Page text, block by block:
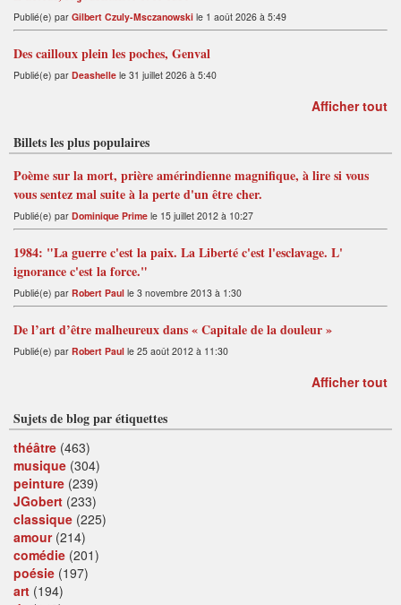
Publié(e) par Gilbert Czuly-Msczanowski le 1 août 2026 à 5:49
Des cailloux plein les poches, Genval
Publié(e) par Deashelle le 31 juillet 2026 à 5:40
Afficher tout
Billets les plus populaires
Poème sur la mort, prière amérindienne magnifique, à lire si vous
vous sentez mal suite à la perte d'un être cher.
Publié(e) par Dominique Prime le 15 juillet 2012 à 10:27
1984: "La guerre c'est la paix. La Liberté c'est l'esclavage. L'
ignorance c'est la force."
Publié(e) par Robert Paul le 3 novembre 2013 à 1:30
De l’art d’être malheureux dans « Capitale de la douleur »
Publié(e) par Robert Paul le 25 août 2012 à 11:30
Afficher tout
Sujets de blog par étiquettes
théâtre (463)
musique (304)
peinture (239)
JGobert (233)
classique (225)
amour(214)
comédie (201)
poésie (197)
art (194)